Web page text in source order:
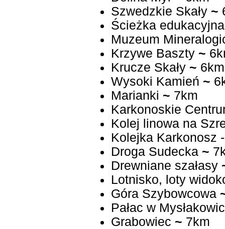
Szwedzkie Skały ~
Ścieżka
Muzeum
Krzywe Baszty ~
Krucze Skały ~ 6km
Wysoki Kamień ~
Marianki ~ 7km
Karkonoskie
Kolej linowa na
Kolejka Karkonosz
Droga Sudecka ~
Drewniane szałasy
Lotnisko, loty
Góra Szybowcowa
Pałac w
Grabowiec ~ 7km